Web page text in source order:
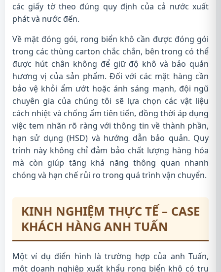
các giấy tờ theo đúng quy định của cả nước xuất
phát và nước đến.
Về mặt đóng gói, rong biển khô cần được đóng gói
trong các thùng carton chắc chắn, bên trong có thể
được hút chân không để giữ độ khô và bảo quản
hương vị của sản phẩm. Đối với các mặt hàng cần
bảo vệ khỏi ẩm ướt hoặc ánh sáng mạnh, đội ngũ
chuyên gia của chúng tôi sẽ lựa chọn các vật liệu
cách nhiệt và chống ẩm tiên tiến, đồng thời áp dụng
việc tem nhãn rõ ràng với thông tin về thành phần,
hạn sử dụng (HSD) và hướng dẫn bảo quản. Quy
trình này không chỉ đảm bảo chất lượng hàng hóa
mà còn giúp tăng khả năng thông quan nhanh
chóng và hạn chế rủi ro trong quá trình vận chuyển.
KINH NGHIỆM THỰC TẾ – CASE
KHÁCH HÀNG ANH TUẤN
Một ví dụ điển hình là trường hợp của anh Tuấn,
một doanh nghiệp xuất khẩu rong biển khô có trụ